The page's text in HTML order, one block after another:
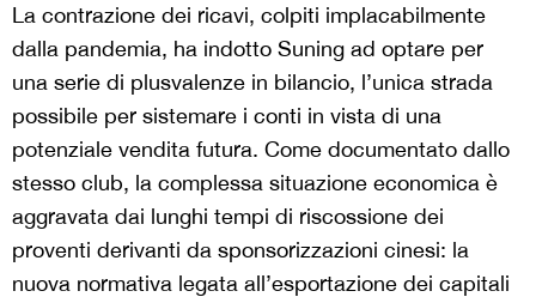
La contrazione dei ricavi, colpiti implacabilmente
dalla pandemia, ha indotto Suning ad optare per
una serie di plusvalenze in bilancio, l’unica strada
possibile per sistemare i conti in vista di una
potenziale vendita futura. Come documentato dallo
stesso club, la complessa situazione economica è
aggravata dai lunghi tempi di riscossione dei
proventi derivanti da sponsorizzazioni cinesi: la
nuova normativa legata all’esportazione dei capitali